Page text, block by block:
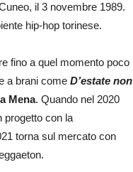
il 3 novembre 1989.
hip-hop torinese.
fino a quel momento poco
a brani come D’estate non
Mena. Quando nel 2020
progetto con la
torna sul mercato con